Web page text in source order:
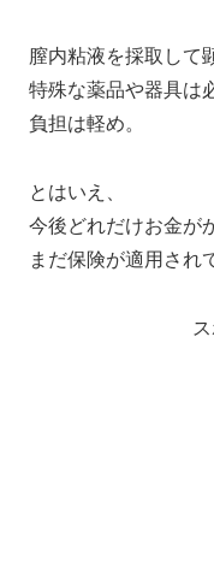
膣内粘液を採取して
特殊な薬品や器具は
負担は軽め。
とはいえ、
今後どれだけお金が
まだ保険が適用され